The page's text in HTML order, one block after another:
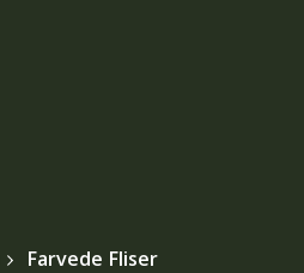
Farvede Fliser